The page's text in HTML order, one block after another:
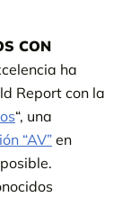
CON
ha
Report con la
“, una
“AV” en